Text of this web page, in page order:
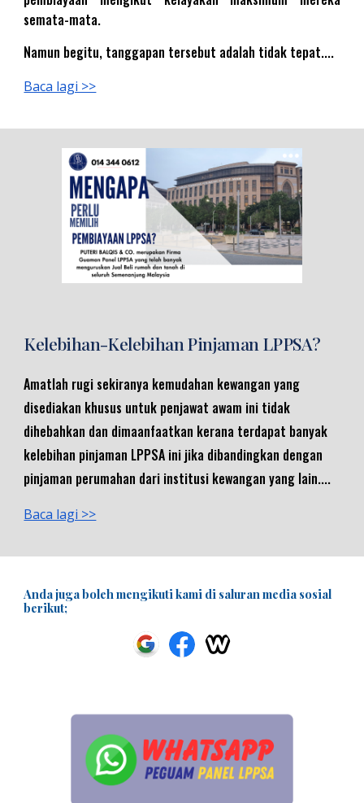
semata-mata.
Namun begitu, tanggapan tersebut adalah tidak tepat....
Baca lagi >>
Kelebihan-Kelebihan Pinjaman LPPSA?
Amatlah rugi sekiranya kemudahan kewangan yang
disediakan khusus untuk penjawat awam ini tidak
dihebahkan dan dimaanfaatkan kerana terdapat banyak
kelebihan pinjaman LPPSA ini jika dibandingkan dengan
pinjaman perumahan dari institusi kewangan yang lain....
Baca lagi >>
Anda juga boleh mengikuti kami di saluran media sosial
berikut;